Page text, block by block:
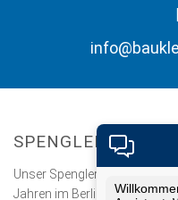
SPENGLEREI /
Unser Spenglerei /
Jahren im Berliner